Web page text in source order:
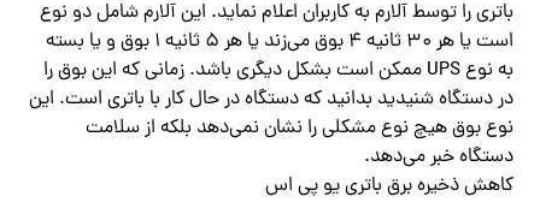
باتری را توسط آلارم به کاربران اعلام نماید. این آلارم شامل دو نوع
است یا هر ۳۰ ثانیه ۴ بوق‌ می‌زند یا هر ۵ ثانیه ۱ بوق‌ و یا بسته
به نوع UPS ممکن است بشکل دیگری باشد. زمانی که این بوق را
در دستگاه شنیدید بدانید که دستگاه در حال کار با باتری است. این
نوع بوق هیچ نوع مشکلی را نشان‌ نمی‌دهد بلکه از سلامت
دستگاه خبر‌ می‌دهد.
کاهش ذخیره برق باتری یو پی اس